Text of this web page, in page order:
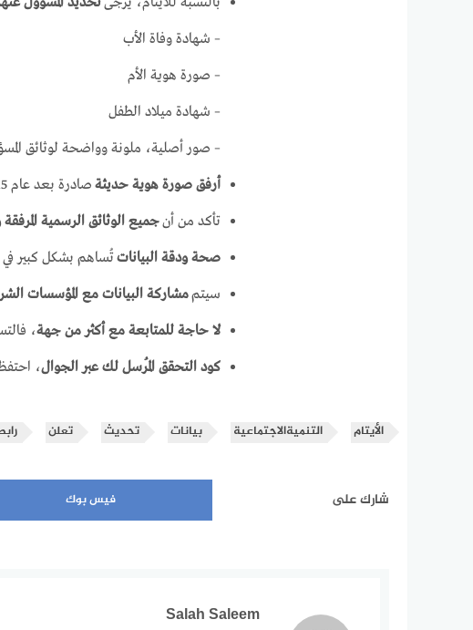
– شهادة وفاة الأب
– صورة هوية الأم
– شهادة ميلاد الطفل
– صور أصلية، ملونة وواضحة لوثائق
أرفق صورة هوية حديثةصادرة بعد عام 2015.
تأكد من أنجميع الوثائق الرسمية
صحة ودقة البياناتتُساهم بشكل كبير في
سيتممشاركة البيانات مع المؤسسات
لا حاجة للمتابعة مع أكثر من جهة،
كود التحقق المُرسل لك عبر الجوال،
الأيتام التنميةالاجتماعية بيانات تحديث تعلن
شارك على فيس بوك
Salah Saleem